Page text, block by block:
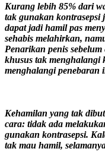
Kurang lebih 85% dari
tak gunakan kontrasepsi
dapat jadi hamil pas
sehabis melahirkan,
Penarikan penis
khusus tak menghalangi
menghalangi penebaran
Kehamilan yang tak
cara: tidak ada
gunakan kontrasepsi.
tak mau hamil,